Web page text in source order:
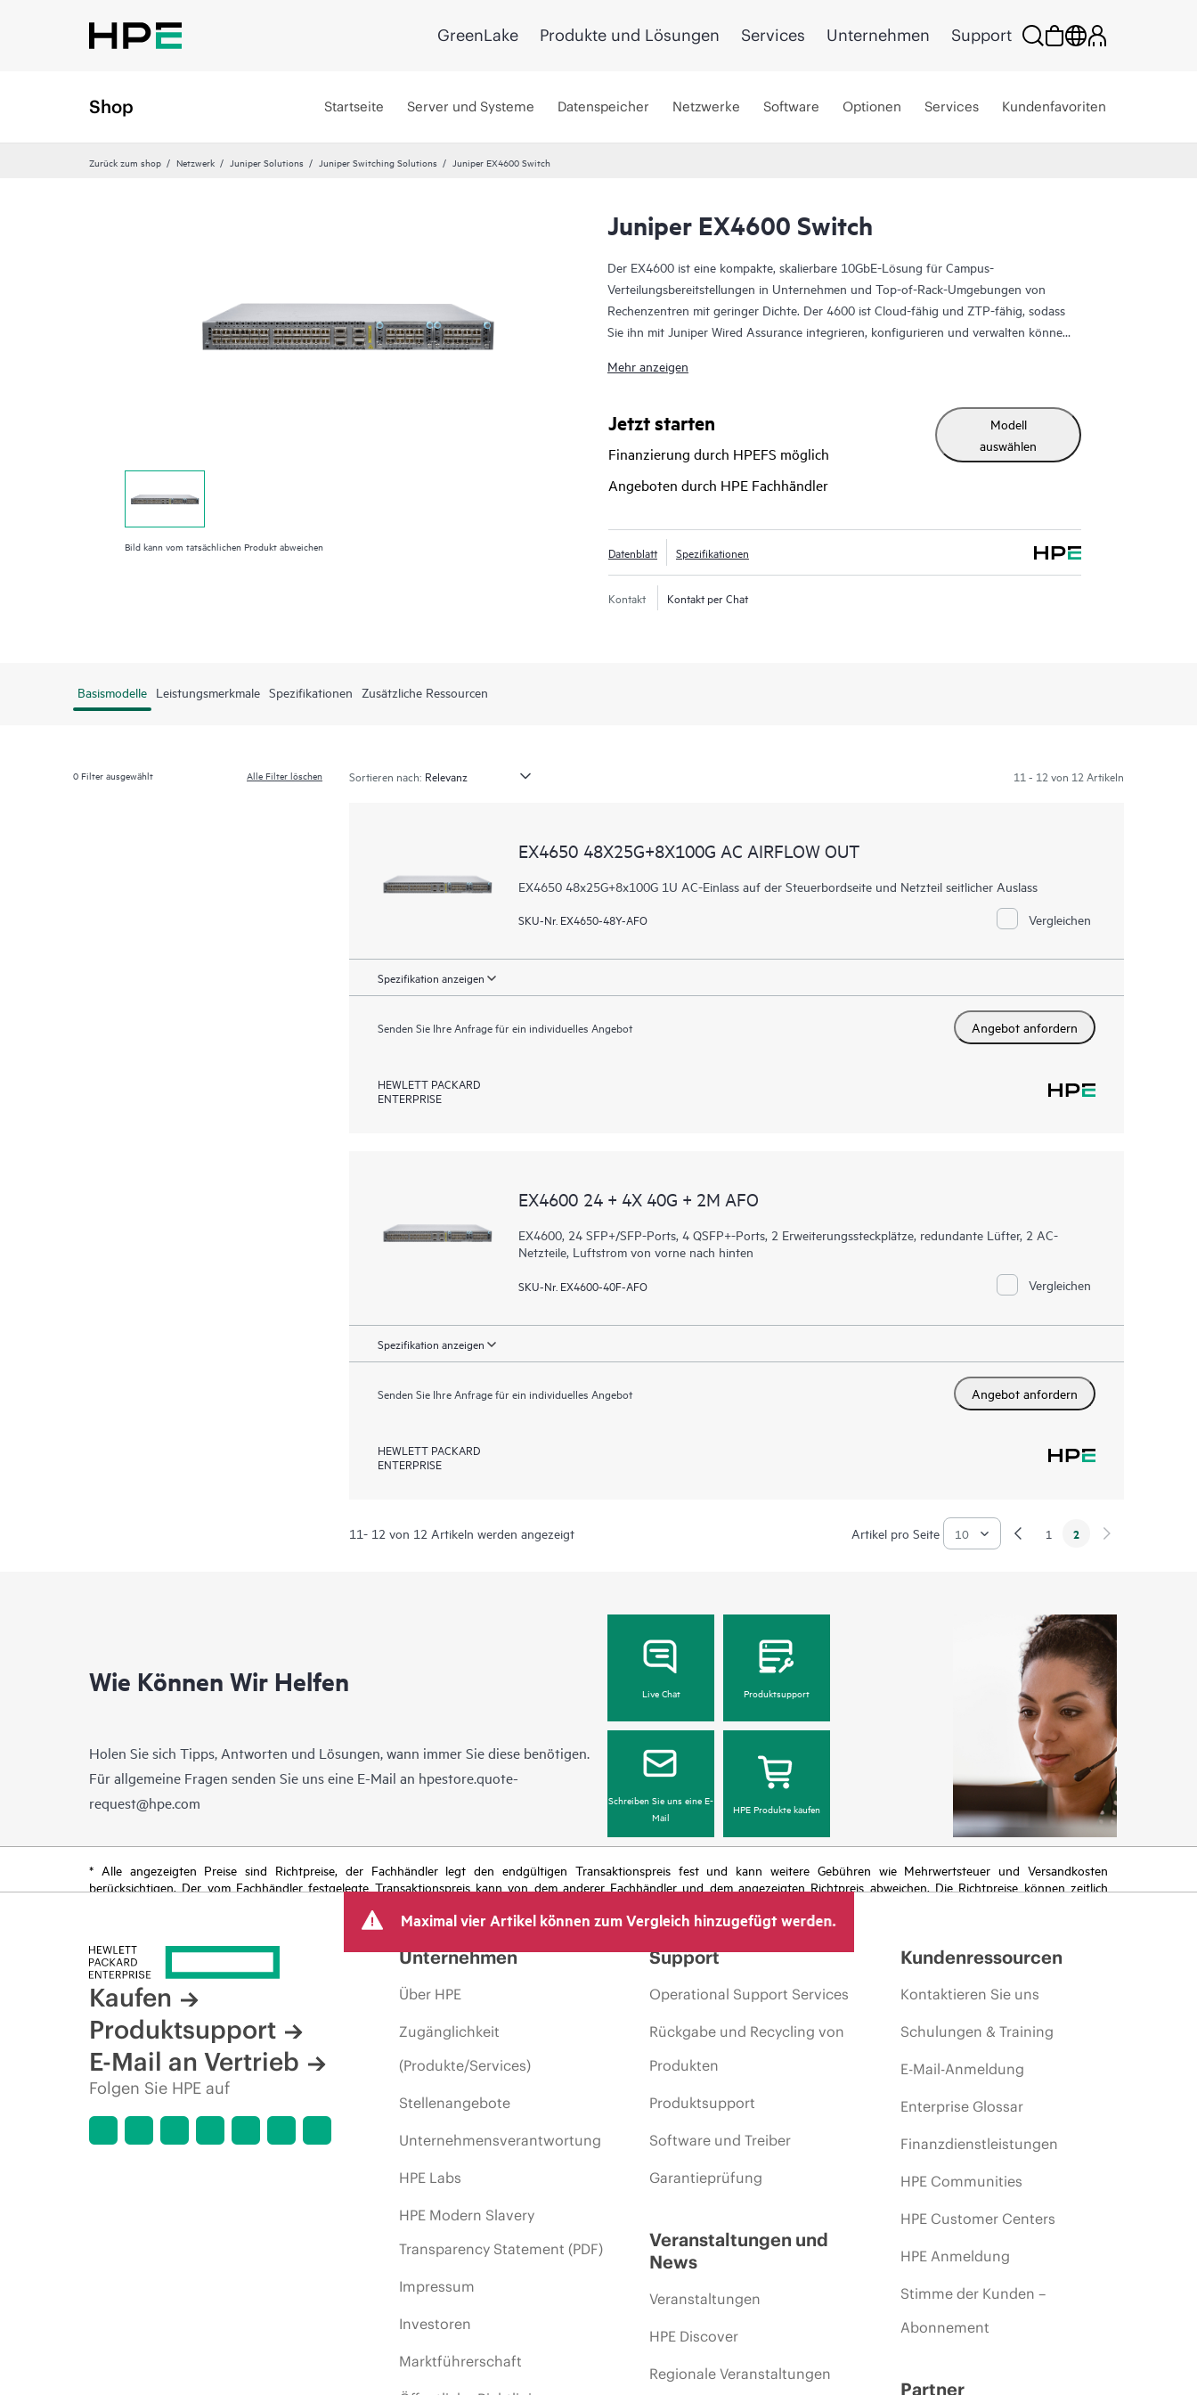
GreenLake Produkte und Lösungen Services Unternehmen Support
Shop Startseite Server und Systeme Datenspeicher Netzwerke Software Optionen Services Kundenfavoriten
Zurück zum shop Netzwerk Juniper Solutions Juniper Switching Solutions Juniper EX4600 Switch
Bild kann vom tatsächlichen Produkt abweichen
Juniper EX4600 Switch
Der EX4600 ist eine kompakte, skalierbare 10GbE-Lösung für Campus-
Verteilungsbereitstellungen in Unternehmen und Top-of-Rack-Umgebungen von
Rechenzentren mit geringer Dichte. Der 4600 ist Cloud-fähig und ZTP-fähig, sodass
Sie ihn mit Juniper Wired Assurance integrieren, konfigurieren und verwalten können,
die Cloud der Mist-Plattform die Bereitstellung und Verwaltung Ihrer Campus-Fabric,
verbundener Geräte verbessert.
Mehr anzeigen
Jetzt starten
Finanzierung durch HPEFS möglich
Angeboten durch HPE Fachhändler
Modell
auswählen
Datenblatt Spezifikationen
Kontakt Kontakt per Chat
Basismodelle Leistungsmerkmale Spezifikationen Zusätzliche Ressourcen
0Filter ausgewählt Alle Filter löschen Sortieren nach: 11 - 12 von 12 Artikeln
EX4650 48X25G+8X100G AC AIRFLOW OUT
EX4650 48x25G+8x100G 1U AC-Einlass auf der Steuerbordseite und Netzteil seitlicher Auslass
SKU-Nr. EX4650-48Y-AFO Vergleichen
Spezifikation anzeigen
Senden Sie Ihre Anfrage für ein individuelles Angebot Angebot anfordern
HEWLETT PACKARD
ENTERPRISE
EX4600 24 + 4X 40G + 2M AFO
EX4600, 24 SFP+/SFP-Ports, 4 QSFP+-Ports, 2 Erweiterungssteckplätze, redundante Lüfter, 2 AC-
Netzteile, Luftstrom von vorne nach hinten
SKU-Nr. EX4600-40F-AFO Vergleichen
Spezifikation anzeigen
Senden Sie Ihre Anfrage für ein individuelles Angebot Angebot anfordern
HEWLETT PACKARD
ENTERPRISE
11- 12 von 12 Artikeln werden angezeigt Artikel pro Seite 1 2
Wie Können Wir Helfen
Holen Sie sich Tipps, Antworten und Lösungen, wann immer Sie diese benötigen.
Für allgemeine Fragen senden Sie uns eine E-Mail an hpestore.quote-
request@hpe.com
Live Chat Produktsupport
Schreiben Sie uns eine E-
Mail
HPE Produkte kaufen
* Alle angezeigten Preise sind Richtpreise, der Fachhändler legt den endgültigen Transaktionspreis fest und kann weitere Gebühren wie Mehrwertsteuer und Versandkosten
berücksichtigen. Der vom Fachhändler festgelegte Transaktionspreis kann von dem anderer Fachhändler und dem angezeigten Richtpreis abweichen. Die Richtpreise können zeitlich
von Produkten, eingeschränkter Produktverfügbarkeit, dem Ende der Lebensdauer von Werbeaktionen und Fehlern in der Werbung.
Maximal vier Artikel können zum Vergleich hinzugefügt werden.
Kaufen
Produktsupport
E-Mail an Vertrieb
Folgen Sie HPE auf
Unternehmen
Über HPE
Zugänglichkeit
(Produkte/Services)
Stellenangebote
Unternehmensverantwortung
HPE Labs
HPE Modern Slavery
Transparency Statement (PDF)
Impressum
Investoren
Marktführerschaft
Support
Operational Support Services
Rückgabe und Recycling von
Produkten
Produktsupport
Software und Treiber
Garantieprüfung
Veranstaltungen und
News
Veranstaltungen
HPE Discover
Regionale Veranstaltungen
Kundenressourcen
Kontaktieren Sie uns
Schulungen & Training
E-Mail-Anmeldung
Enterprise Glossar
Finanzdienstleistungen
HPE Communities
HPE Customer Centers
HPE Anmeldung
Stimme der Kunden –
Abonnement
Partner